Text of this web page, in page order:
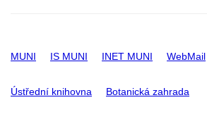
MUNI IS MUNI INET MUNI WebMail
Ústřední knihovna Botanická zahrada